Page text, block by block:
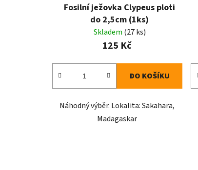
Fosilní ježovka Clypeus ploti
do 2,5cm (1ks)
Skladem (27 ks)
125 Kč
DO KOŠÍKU
Náhodný výběr. Lokalita: Sakahara,
Madagaskar